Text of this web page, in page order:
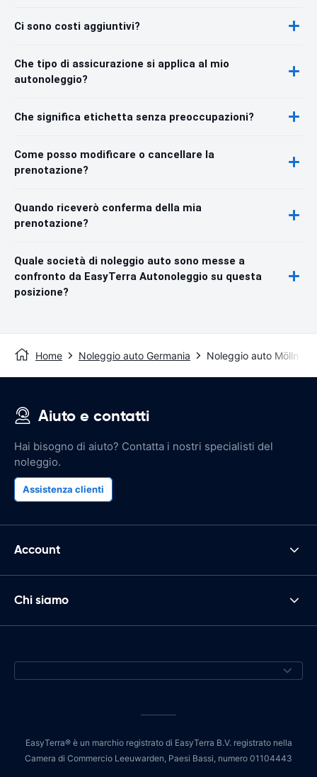
Ci sono costi aggiuntivi?
Che tipo di assicurazione si applica al mio
autonoleggio?
Che significa etichetta senza preoccupazioni?
Come posso modificare o cancellare la
prenotazione?
Quando riceverò conferma della mia
prenotazione?
Quale società di noleggio auto sono messe a
confronto da EasyTerra Autonoleggio su questa
posizione?
Home Noleggio auto Germania Noleggio auto Mölln
Aiuto e contatti
Hai bisogno di aiuto? Contatta i nostri specialisti del
noleggio.
Assistenza clienti
Account
Chi siamo
EasyTerra® è un marchio registrato di EasyTerra B.V. registrato nella
Camera di Commercio Leeuwarden, Paesi Bassi, numero 01104443